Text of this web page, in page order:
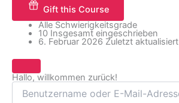
Gift this Course
Alle Schwierigkeitsgrade
10 Insgesamt eingeschrieben
6. Februar 2026 Zuletzt aktualisiert
Hallo, willkommen zurück!